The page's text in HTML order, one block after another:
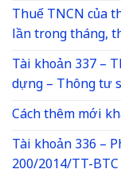
Thuế TNCN của
lần trong tháng,
Tài khoản 337 –
dựng – Thông tư
Cách thêm mới
Tài khoản 336 –